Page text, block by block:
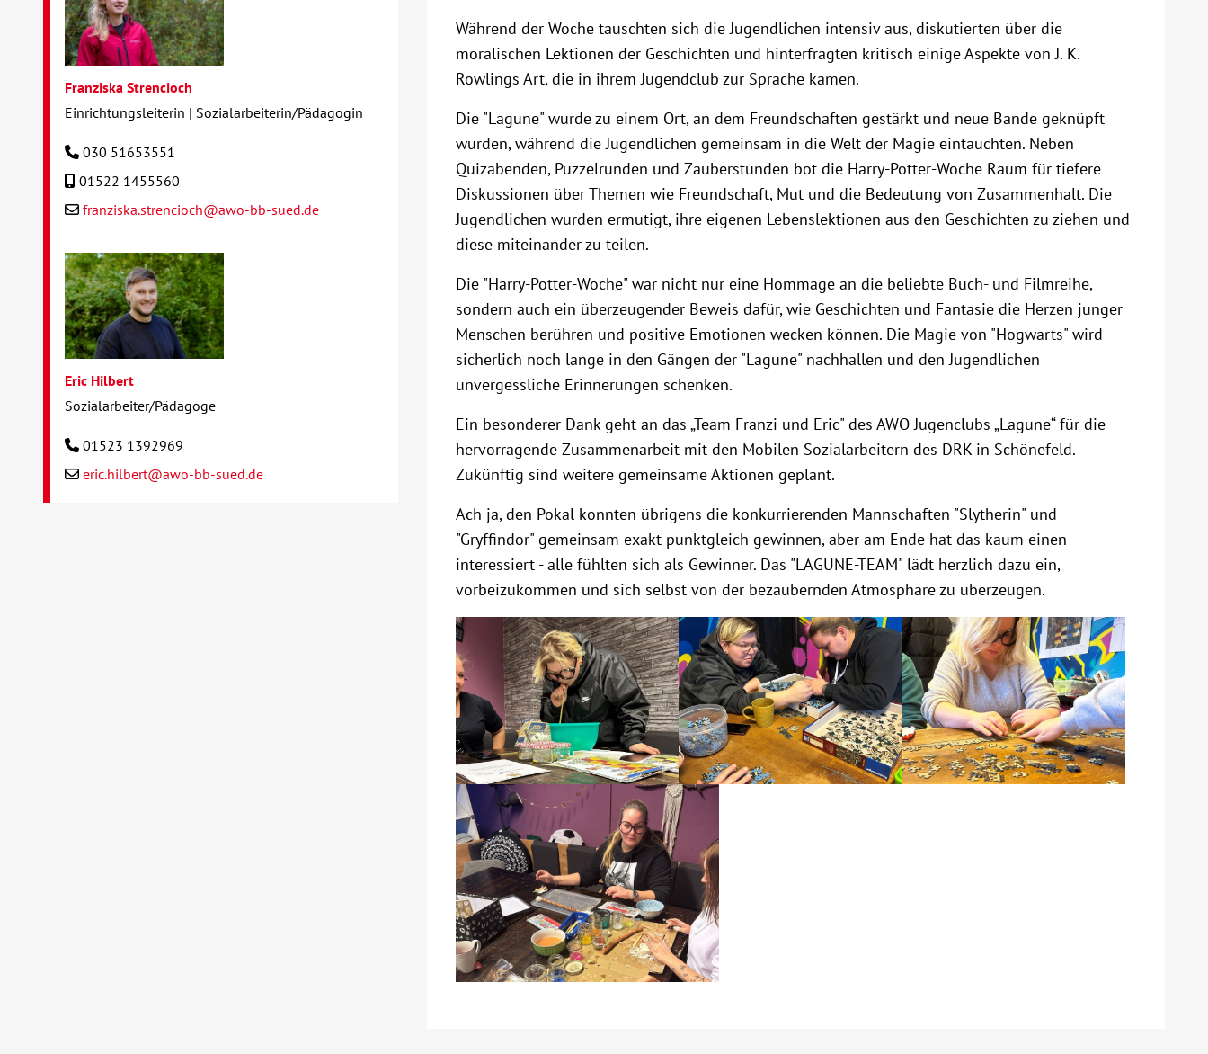
Während der Woche tauschten sich die Jugendlichen intensiv aus, diskutierten über die
moralischen Lektionen der Geschichten und hinterfragten kritisch einige Aspekte von J. K.
Rowlings Art, die in ihrem Jugendclub zur Sprache kamen.
Die "Lagune" wurde zu einem Ort, an dem Freundschaften gestärkt und neue Bande geknüpft
wurden, während die Jugendlichen gemeinsam in die Welt der Magie eintauchten. Neben
Quizabenden, Puzzelrunden und Zauberstunden bot die Harry-Potter-Woche Raum für tiefere
Diskussionen über Themen wie Freundschaft, Mut und die Bedeutung von Zusammenhalt. Die
Jugendlichen wurden ermutigt, ihre eigenen Lebenslektionen aus den Geschichten zu ziehen und
diese miteinander zu teilen.
Die "Harry-Potter-Woche" war nicht nur eine Hommage an die beliebte Buch- und Filmreihe,
sondern auch ein überzeugender Beweis dafür, wie Geschichten und Fantasie die Herzen junger
Menschen berühren und positive Emotionen wecken können. Die Magie von "Hogwarts" wird
sicherlich noch lange in den Gängen der "Lagune" nachhallen und den Jugendlichen
unvergessliche Erinnerungen schenken.
Ein besonderer Dank geht an das „Team Franzi und Eric" des AWO Jugenclubs „Lagune“ für die
hervorragende Zusammenarbeit mit den Mobilen Sozialarbeitern des DRK in Schönefeld.
Zukünftig sind weitere gemeinsame Aktionen geplant.
Ach ja, den Pokal konnten übrigens die konkurrierenden Mannschaften "Slytherin" und
"Gryffindor" gemeinsam exakt punktgleich gewinnen, aber am Ende hat das kaum einen
interessiert - alle fühlten sich als Gewinner. Das "LAGUNE-TEAM" lädt herzlich dazu ein,
vorbeizukommen und sich selbst von der bezaubernden Atmosphäre zu überzeugen.
Franziska Strencioch
Einrichtungsleiterin | Sozialarbeiterin/Pädagogin
030 51653551
01522 1455560
franziska.strencioch@awo-bb-sued.de
Eric Hilbert
Sozialarbeiter/Pädagoge
01523 1392969
eric.hilbert@awo-bb-sued.de